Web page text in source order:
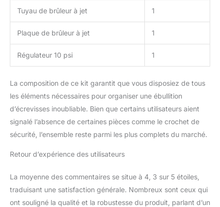
Tuyau de brûleur à jet 1
Plaque de brûleur à jet 1
Régulateur 10 psi 1
La composition de ce kit garantit que vous disposiez de tous
les éléments nécessaires pour organiser une ébullition
d’écrevisses inoubliable. Bien que certains utilisateurs aient
signalé l’absence de certaines pièces comme le crochet de
sécurité, l’ensemble reste parmi les plus complets du marché.
Retour d’expérience des utilisateurs
La moyenne des commentaires se situe à 4, 3 sur 5 étoiles,
traduisant une satisfaction générale. Nombreux sont ceux qui
ont souligné la qualité et la robustesse du produit, parlant d’un